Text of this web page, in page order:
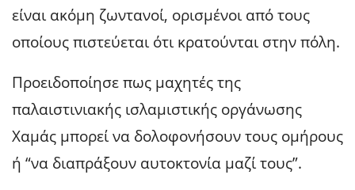
είναι ακόμη ζωντανοί, ορισμένοι από τους
οποίους πιστεύεται ότι κρατούνται στην πόλη.
Προειδοποίησε πως μαχητές της
παλαιστινιακής ισλαμιστικής οργάνωσης
Χαμάς μπορεί να δολοφονήσουν τους ομήρους
ή “να διαπράξουν αυτοκτονία μαζί τους”.